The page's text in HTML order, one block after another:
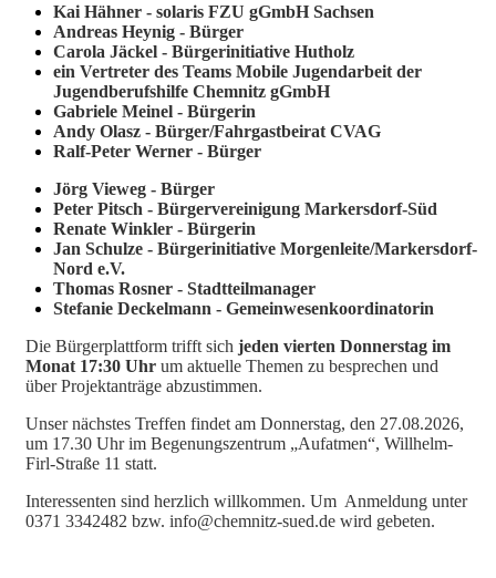
Kai Hähner - solaris FZU gGmbH Sachsen
Andreas Heynig - Bürger
Carola Jäckel - Bürgerinitiative Hutholz
ein Vertreter des Teams Mobile Jugendarbeit der
Jugendberufshilfe Chemnitz gGmbH
Gabriele Meinel - Bürgerin
Andy Olasz - Bürger/Fahrgastbeirat CVAG
Ralf-Peter Werner - Bürger
Jörg Vieweg - Bürger
Peter Pitsch - Bürgervereinigung Markersdorf-Süd
Renate Winkler - Bürgerin
Jan Schulze - Bürgerinitiative Morgenleite/Markersdorf-
Nord e.V.
Thomas Rosner - Stadtteilmanager
Stefanie Deckelmann - Gemeinwesenkoordinatorin
Die Bürgerplattform trifft sich jeden vierten Donnerstag im
Monat 17:30 Uhr um aktuelle Themen zu besprechen und
über Projektanträge abzustimmen.
Unser nächstes Treffen findet am Donnerstag, den 27.08.2026,
um 17.30 Uhr im Begenungszentrum „Aufatmen“, Willhelm-
Firl-Straße 11 statt.
Interessenten sind herzlich willkommen. Um Anmeldung unter
0371 3342482 bzw. info@chemnitz-sued.de wird gebeten.